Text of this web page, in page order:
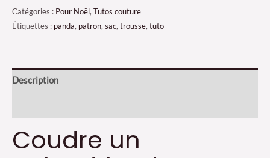
Yvan
le
l'Avent
tuto
Catégories : Pour Noël, Tutos couture
Étiquettes : panda, patron, sac, trousse, tuto
Description
Coudre un